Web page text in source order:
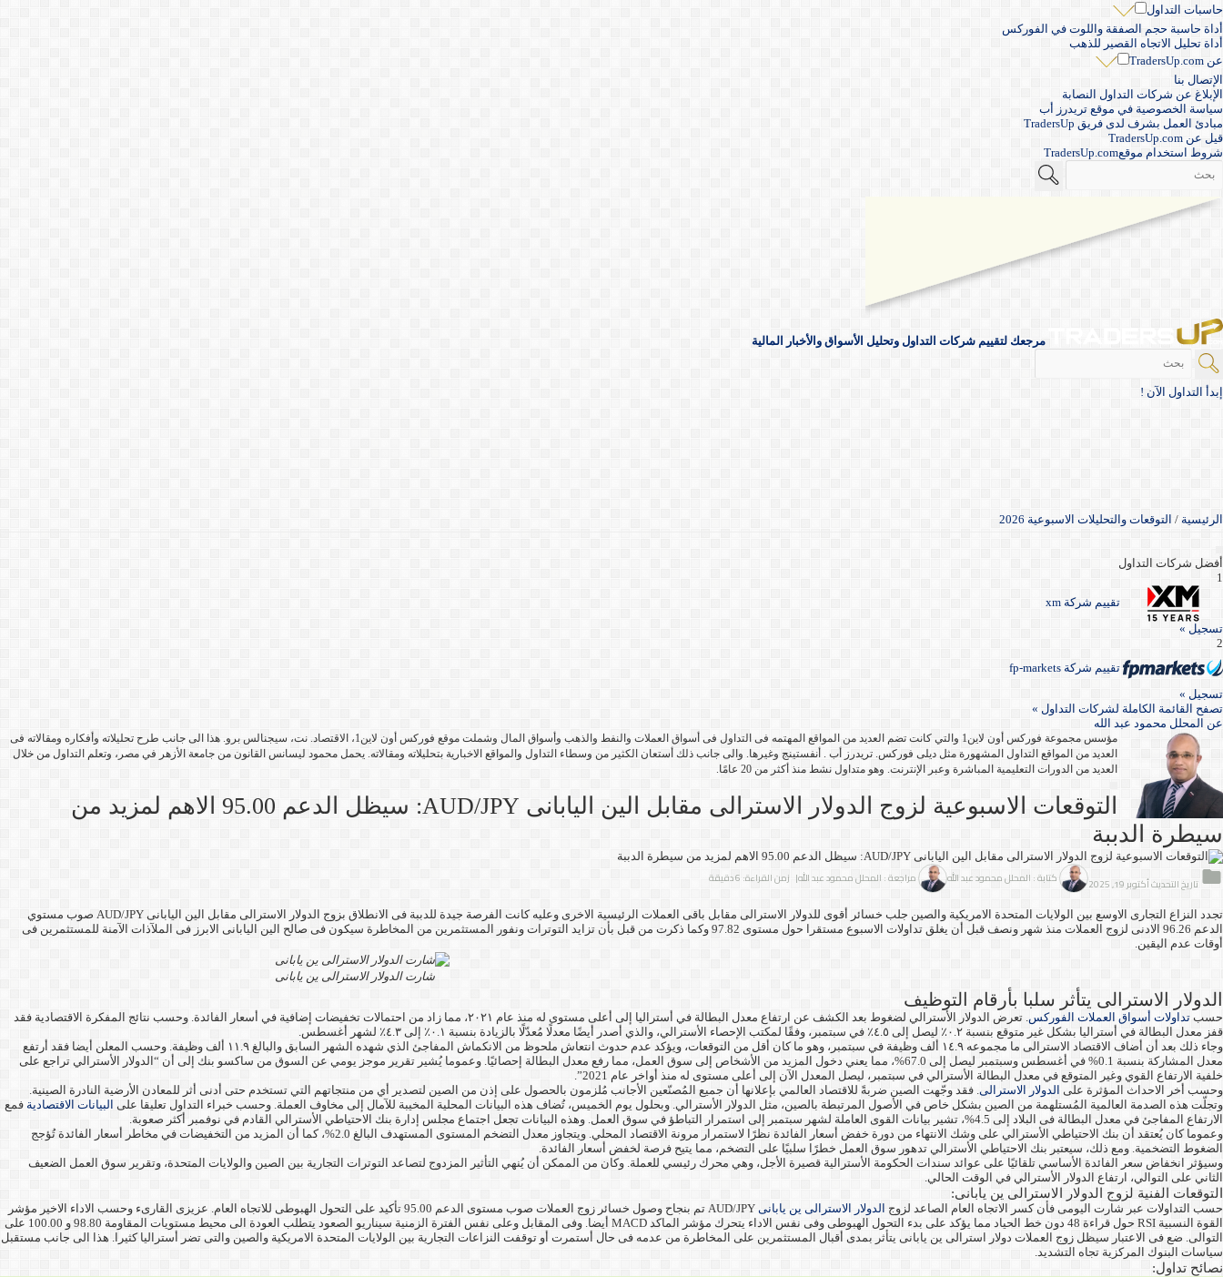
حاسبات التداول
أداة حاسبة حجم الصفقة واللوت في الفوركس
أداة تحليل الاتجاه القصير للذهب
عن TradersUp.com
الإتصال بنا
الإبلاغ عن شركات التداول النصابة
سياسة الخصوصية في موقع تريدرز أب
مبادئ العمل بشرف لدى فريق TradersUp
قيل عن TradersUp.com
شروط استخدام موقعTradersUp.com
مرجعك لتقييم شركات التداول وتحليل الأسواق والأخبار المالية
إبدأ التداول الآن !
الرئيسية / التوقعات والتحليلات الاسبوعية 2026
أفضل شركات التداول
1
تقييم شركة xm
تسجيل »
2
تقييم شركة fp-markets
تسجيل »
تصفح القائمة الكاملة لشركات التداول »
عن المحلل محمود عبد الله
مؤسس مجموعة فوركس أون لاين1 والتي كانت تضم العديد من المواقع المهتمه فى التداول فى أسواق العملات والنفط والذهب وأسواق المال وشملت موقع فوركس أون لاين1، الاقتصاد. نت، سيجنالس برو. هذا الى جانب طرح تحليلاته وأفكاره ومقالاته فى
العديد من المواقع التداول المشهورة مثل ديلى فوركس. تريدرز أب . أنفستينج وغيرها. والى جانب ذلك أستعان الكثير من وسطاء التداول والمواقع الاخبارية بتحليلاته ومقالاته. يحمل محمود ليسانس القانون من جامعة الأزهر في مصر، وتعلم التداول من خلال
العديد من الدورات التعليمية المباشرة وعبر الإنترنت. وهو متداول نشط منذ أكثر من 20 عامًا.
التوقعات الاسبوعية لزوج الدولار الاسترالى مقابل الين اليابانى AUD/JPY: سيظل الدعم 95.00 الاهم لمزيد من
سيطرة الدببة
تاريخ التحديث أكتوبر 19, 2025 كتابة : المحلل محمود عبد الله مراجعة : المحلل محمود عبد الله| زمن القراءة: 6 دقيقة
تجدد النزاع التجارى الاوسع بين الولايات المتحدة الامريكية والصين جلب خسائر أقوى للدولار الاسترالى مقابل باقى العملات الرئيسية الاخرى وعليه كانت الفرصة جيدة للدببة فى الانطلاق بزوج الدولار الاسترالى مقابل الين اليابانى AUD/JPY صوب مستوي
الدعم 96.26 الادنى لزوج العملات منذ شهر ونصف قبل أن يغلق تداولات الاسبوع مستقرا حول مستوى 97.82 وكما ذكرت من قبل بأن تزايد التوترات ونفور المستثمرين من المخاطرة سيكون فى صالح الين اليابانى الابرز فى الملآذات الآمنة للمستثمرين فى
أوقات عدم اليقين.
شارت الدولار الاسترالى ين يابانى
الدولار الاسترالى يتأثر سلبا بأرقام التوظيف
حسب تداولات أسواق العملات الفوركس
. تعرض الدولار الأسترالي لضغوط بعد الكشف عن ارتفاع معدل البطالة في أستراليا إلى أعلى مستوى له منذ عام ٢٠٢١، مما زاد من احتمالات تخفيضات إضافية في أسعار الفائدة. وحسب نتائج المفكرة الاقتصادية فقد
قفز معدل البطالة في أستراليا بشكل غير متوقع بنسبة ٠.٢٪ ليصل إلى ٤.٥٪ في سبتمبر، وفقًا لمكتب الإحصاء الأسترالي، والذي أصدر أيضًا معدلًا مُعدّلًا بالزيادة بنسبة ٠.١٪ إلى ٤.٣٪ لشهر أغسطس.
وجاء ذلك بعد أن أضاف الاقتصاد الاسترالى ما مجموعه ١٤.٩ ألف وظيفة في سبتمبر، وهو ما كان أقل من التوقعات، ويؤكد عدم حدوث انتعاش ملحوظ من الانكماش المفاجئ الذي شهده الشهر السابق والبالغ ١١.٩ ألف وظيفة. وحسب المعلن أيضا فقد أرتفع
معدل المشاركة بنسبة 0.1% في أغسطس وسبتمبر ليصل إلى 67.0%، مما يعني دخول المزيد من الأشخاص إلى سوق العمل، مما رفع معدل البطالة إحصائيًا. وعموما يُشير تقرير موجز يومي عن السوق من ساكسو بنك إلى أن “الدولار الأسترالي تراجع على
خلفية الارتفاع القوي وغير المتوقع في معدل البطالة الأسترالي في سبتمبر، ليصل المعدل الآن إلى أعلى مستوى له منذ أواخر عام 2021”.
وحسب أخر الاحداث المؤثرة على الدولار الاسترالى. فقد وجّهت الصين ضربةً للاقتصاد العالمي بإعلانها أن جميع المُصنّعين الأجانب مُلزمون بالحصول على إذن من الصين لتصدير أي من منتجاتهم التي تستخدم حتى أدنى أثر للمعادن الأرضية النادرة الصينية.
وتجلّت هذه الصدمة العالمية المُستلهمة من الصين بشكل خاص في الأصول المرتبطة بالصين، مثل الدولار الأسترالي. وبحلول يوم الخميس، تُضاف هذه البيانات المحلية المخيبة للآمال إلى مخاوف العملة. وحسب خبراء التداول تعليقا على البيانات الاقتصادية فمع
الارتفاع المفاجئ في معدل البطالة فى البلاد إلى 4.5%، تشير بيانات القوى العاملة لشهر سبتمبر إلى استمرار التباطؤ في سوق العمل. وهذه البيانات تجعل اجتماع مجلس إدارة بنك الاحتياطي الأسترالي القادم في نوفمبر أكثر صعوبة.
وعموما كان يُعتقد أن بنك الاحتياطي الأسترالي على وشك الانتهاء من دورة خفض أسعار الفائدة نظرًا لاستمرار مرونة الاقتصاد المحلي. ويتجاوز معدل التضخم المستوى المستهدف البالغ 2.0%، كما أن المزيد من التخفيضات في مخاطر أسعار الفائدة تُؤجج
الضغوط التضخمية. ومع ذلك، سيعتبر بنك الاحتياطي الأسترالي تدهور سوق العمل خطرًا سلبيًا على التضخم، مما يتيح فرصة لخفض أسعار الفائدة.
وسيؤثر انخفاض سعر الفائدة الأساسي تلقائيًا على عوائد سندات الحكومة الأسترالية قصيرة الأجل، وهي محرك رئيسي للعملة. وكان من الممكن أن يُنهي التأثير المزدوج لتصاعد التوترات التجارية بين الصين والولايات المتحدة، وتقرير سوق العمل الضعيف
الثاني على التوالي، ارتفاع الدولار الأسترالي في الوقت الحالي.
التوقعات الفنية لزوج الدولار الاسترالى ين يابانى:
حسب التداولات عبر شارت اليومى فأن كسر الاتجاه العام الصاعد لزوج الدولار الاسترالى ين يابانى
AUD/JPY تم بنجاح وصول خسائر زوج العملات صوب مستوى الدعم 95.00 تأكيد على التحول الهبوطى للاتجاه العام. عزيزى القارىء وحسب الاداء الاخير مؤشر
القوة النسبية RSI حول قراءة 48 دون خط الحياد مما يؤكد على بدء التحول الهبوطى وفى نفس الاداء يتحرك مؤشر الماكد MACD أيضا. وفى المقابل وعلى نفس الفترة الزمنية سيناريو الصعود يتطلب العودة الى محيط مستويات المقاومة 98.80 و 100.00 على
التوالى. ضع فى الاعتبار سيظل زوج العملات دولار استرالى ين يابانى يتأثر بمدى أقبال المستثمرين على المخاطرة من عدمه فى حال أستمرت أو توقفت النزاعات التجارية بين الولايات المتحدة الامريكية والصين والتى تضر أستراليا كثيرا. هذا الى جانب مستقبل
سياسات البنوك المركزية تجاه التشديد.
نصائح تداول: